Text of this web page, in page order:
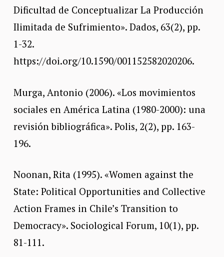
Dificultad de Conceptualizar La Producción
Ilimitada de Sufrimiento». Dados, 63(2), pp.
1-32.
https://doi.org/10.1590/001152582020206.
Murga, Antonio (2006). «Los movimientos
sociales en América Latina (1980-2000): una
revisión bibliográfica». Polis, 2(2), pp. 163-
196.
Noonan, Rita (1995). «Women against the
State: Political Opportunities and Collective
Action Frames in Chile’s Transition to
Democracy». Sociological Forum, 10(1), pp.
81-111.